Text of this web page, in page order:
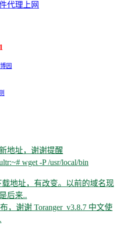
代理上网
园
地址，谢谢提醒
wget -P /usr/local/bin
载地址，有改变。以前的域名现
后来..
，谢谢 Toranger_v3.8.7 中文使